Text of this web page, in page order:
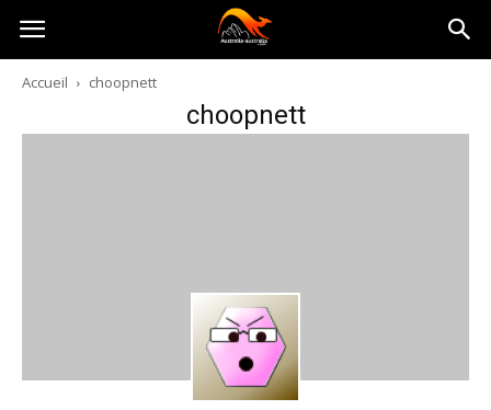
Australia-
australie.com
Accueil choopnett
choopnett